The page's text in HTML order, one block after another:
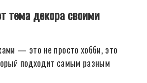
тема декора своими
— это не просто хобби, это
подходит самым разным